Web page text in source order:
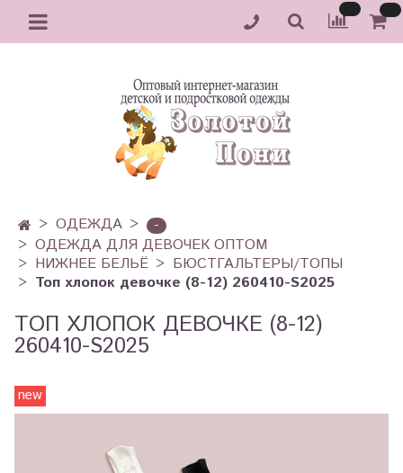
ОДЕЖДА
-
ОДЕЖДА ДЛЯ ДЕВОЧЕК ОПТОМ
НИЖНЕЕ БЕЛЬЁ
БЮСТГАЛЬТЕРЫ/ТОПЫ
Топ хлопок девочке (8-12) 260410-S2025
ТОП ХЛОПОК ДЕВОЧКЕ (8-12)
260410-S2025
new